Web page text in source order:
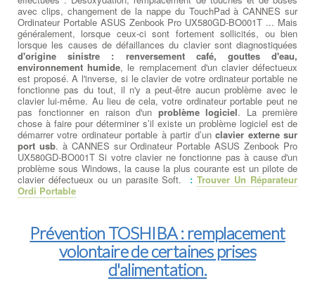
avec clips, changement de la nappe du TouchPad à CANNES sur
Ordinateur Portable ASUS Zenbook Pro UX580GD-BO001T ... Mais
généralement, lorsque ceux-ci sont fortement sollicités, ou bien
lorsque les causes de défaillances du clavier sont diagnostiquées
d'origine sinistre : renversement café, gouttes d'eau,
environnement humide, le remplacement d'un clavier défectueux
est proposé. A l'inverse, si le clavier de votre ordinateur portable ne
fonctionne pas du tout, il n'y a peut-être aucun problème avec le
clavier lui-même. Au lieu de cela, votre ordinateur portable peut ne
pas fonctionner en raison d'un problème logiciel. La première
chose à faire pour déterminer s’il existe un problème logiciel est de
démarrer votre ordinateur portable à partir d’unclavier externe sur
port usb. à CANNES sur Ordinateur Portable ASUS Zenbook Pro
UX580GD-BO001T Si votre clavier ne fonctionne pas à cause d'un
problème sous Windows, la cause la plus courante est un pilote de
clavier défectueux ou un parasite Soft. :Trouver Un Réparateur
Ordi Portable
Prévention TOSHIBA : remplacement
volontaire de certaines prises
d'alimentation.